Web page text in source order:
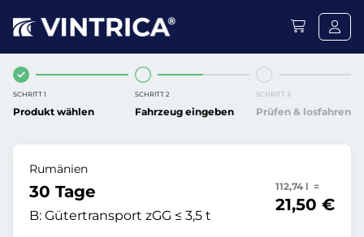
SCHRITT 1
Produkt wählen
SCHRITT 2
Fahrzeug eingeben
SCHRITT 3
Prüfen & losfahren
Rumänien
30 Tage
B: Gütertransport zGG ≤ 3,5 t
112,74 l =
21,50 €